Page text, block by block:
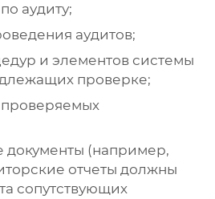
аудиту;
аудитов;
и элементов системы
проверке;
документы (например,
отчеты должны
сопутствующих